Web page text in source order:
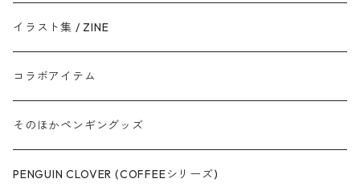
イラスト集 / ZINE
コラボアイテム
そのほかペンギングッズ
PENGUIN CLOVER (COFFEEシリーズ)